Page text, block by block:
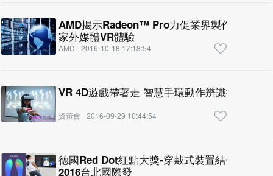
AMD揭示Radeon™ Pro力促業界製作電影級
家外媒體VR體驗
AMD 2016-10-18 17:18:54
VR 4D遊戲帶著走 智慧手環動作辨識技術 延
資策會 2016-09-29 10:44:54
德國Red Dot紅點大獎-穿戴式裝置結合腿部復
2016台北國際發